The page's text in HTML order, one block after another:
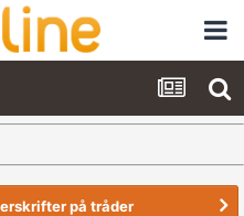
på tråder